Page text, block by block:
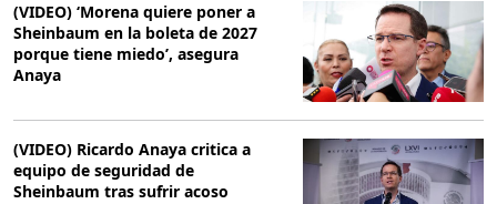
(VIDEO) ‘Morena quiere poner a
Sheinbaum en la boleta de 2027
porque tiene miedo’, asegura
Anaya
(VIDEO) Ricardo Anaya critica a
equipo de seguridad de
Sheinbaum tras sufrir acoso